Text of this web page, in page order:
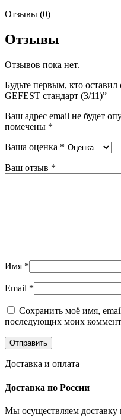
Отзывы (0)
Отзывы
Отзывов пока нет.
Будьте первым, кто
GEFEST стандарт (3/11)”
Ваш адрес email не будет
помечены *
Ваша оценка *
Ваш отзыв *
Имя *
Email *
Сохранить моё имя,
последующих моих
Доставка и оплата
Доставка по России
Мы осуществляем доставку